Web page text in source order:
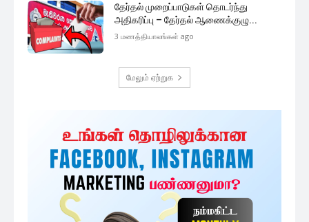
தேர்தல் முறைப்பாடுகள் தொடர்ந்து
அதிகரிப்பு – தேர்தல் ஆணைக்குழு...
3 மணத்தியாலங்கள் ago
மேலும் ஏற்றுக